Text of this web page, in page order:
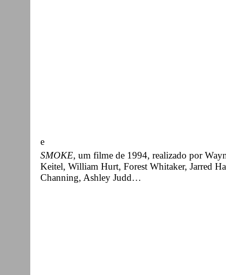
e
SMOKE, um filme de 1994, realizado por
Keitel, William Hurt, Forest Whitaker, Jarred
Channing, Ashley Judd…